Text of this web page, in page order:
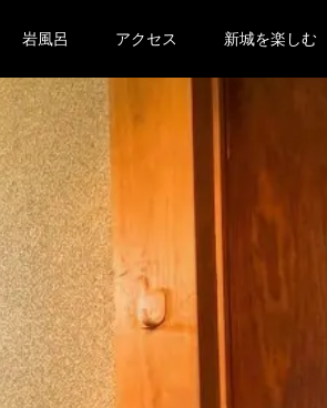
岩風呂 アクセス 新城を楽しむ